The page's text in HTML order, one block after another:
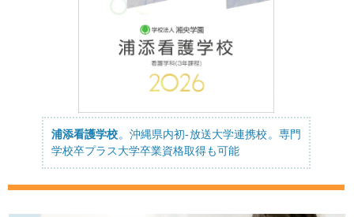
浦添看護学校。沖縄県内初-放送大学連携校。専門
学校卒プラス大学卒業資格取得も可能